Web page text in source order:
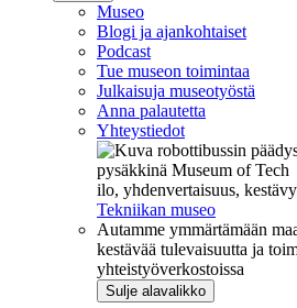
Museo
Blogi ja ajankohtaiset
Podcast
Tue museon toimintaa
Julkaisuja museotyöstä
Anna palautetta
Yhteystiedot
ilo, yhdenvertaisuus,
Tekniikan museo
Autamme ymmärtämään
kestävää tulevaisuutta ja
yhteistyöverkostoissa
Sulje alavalikko